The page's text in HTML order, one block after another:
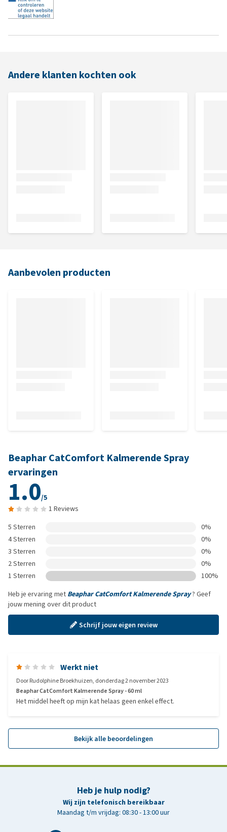
Andere klanten kochten ook
Aanbevolen producten
Beaphar CatComfort Kalmerende Spray
ervaringen
1.0/5
1 Reviews
5 Sterren
0%
4 Sterren
0%
3 Sterren
0%
2 Sterren
0%
1 Sterren
100%
Heb je ervaring met Beaphar CatComfort Kalmerende Spray? Geef
jouw mening over dit product
Schrijf jouw eigen review
Werkt niet
DoorRudolphine Broekhuizen, donderdag 2 november 2023
Beaphar CatComfort Kalmerende Spray - 60 ml
Het middel heeft op mijn kat helaas geen enkel effect.
Bekijk alle beoordelingen
Heb je hulp nodig?
Wij zijn telefonisch bereikbaar
Maandag t/m vrijdag: 08:30 - 13:00 uur